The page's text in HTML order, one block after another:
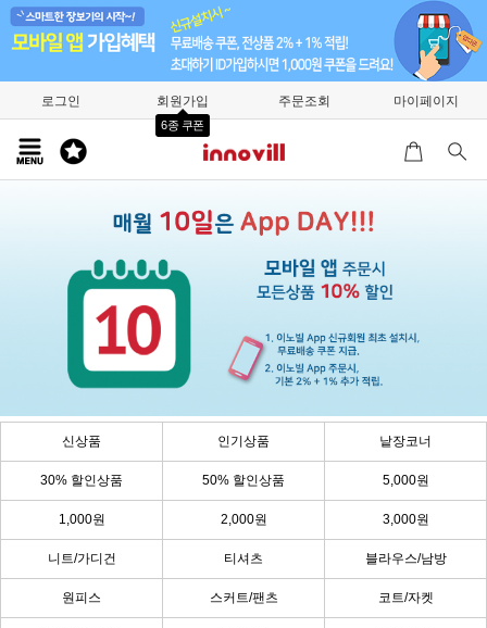
로그인 회원가입
6종 쿠폰
주문조회 마이페이지
신상품 인기상품 낱장코너
30% 할인상품 50% 할인상품 5,000원
1,000원 2,000원 3,000원
니트/가디건 티셔츠 블라우스/남방
원피스 스커트/팬츠 코트/자켓